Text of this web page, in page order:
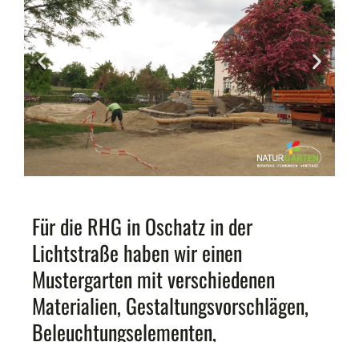
Für die RHG in Oschatz in der
Lichtstraße haben wir einen
Mustergarten mit verschiedenen
Materialien, Gestaltungsvorschlägen,
Beleuchtungselementen,